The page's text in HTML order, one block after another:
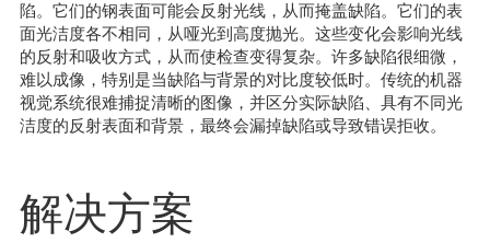
陷。它们的钢表面可能会反射光线，从而掩盖缺陷。它们的表
面光洁度各不相同，从哑光到高度抛光。这些变化会影响光线
的反射和吸收方式，从而使检查变得复杂。许多缺陷很细微，
难以成像，特别是当缺陷与背景的对比度较低时。传统的机器
视觉系统很难捕捉清晰的图像，并区分实际缺陷、具有不同光
洁度的反射表面和背景，最终会漏掉缺陷或导致错误拒收。
解决方案